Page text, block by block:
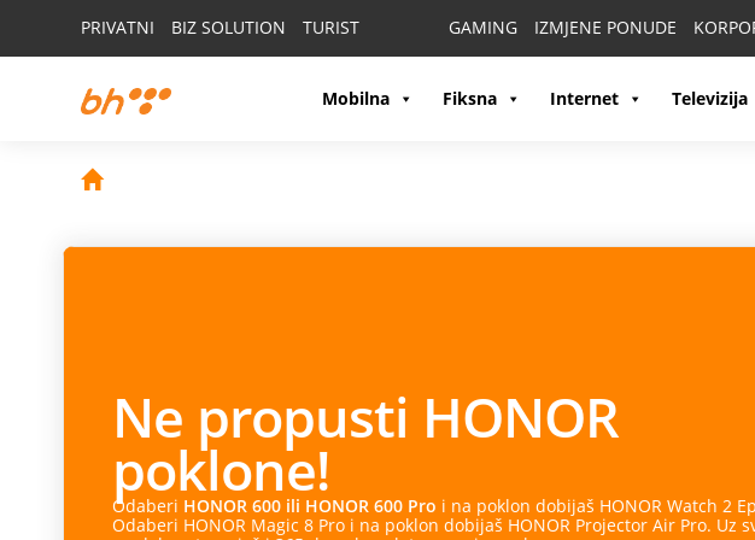
PRIVATNI BIZ SOLUTION TURIST GAMING IZMJENE PONUDE
Mobilna Fiksna Internet Televizija
Ne propusti HONOR
poklone!
Odaberi HONOR 600 ili HONOR 600 Pro i na poklon dobijaš HONOR Watch 2
Odaberi HONOR Magic 8 Pro i na poklon dobijaš HONOR Projector Air Pro. Uz